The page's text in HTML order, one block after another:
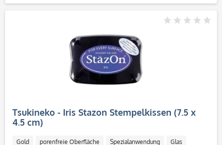
Tsukineko - Iris Stazon Stempelkissen (7.5 x
4.5 cm)
Gold porenfreie Oberfläche Spezialanwendung Glas